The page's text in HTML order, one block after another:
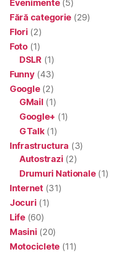
Evenimente(5)
Fără categorie (29)
Flori (2)
Foto(1)
DSLR (1)
Funny (43)
Google(2)
GMail (1)
Google+ (1)
GTalk(1)
Infrastructura (3)
Autostrazi (2)
Drumuri Nationale(1)
Internet(31)
Jocuri (1)
Life(60)
Masini (20)
Motociclete (11)